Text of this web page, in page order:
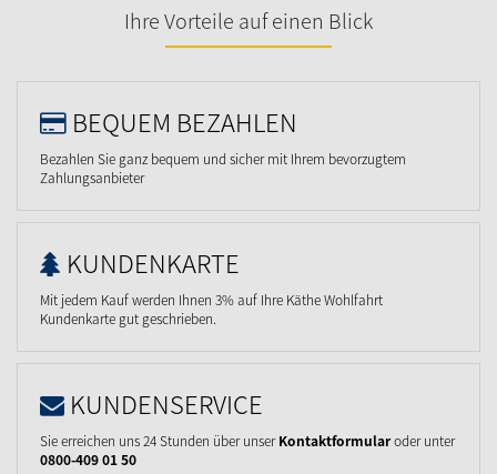
Ihre Vorteile auf einen Blick
BEQUEM BEZAHLEN
Bezahlen Sie ganz bequem und sicher mit Ihrem bevorzugtem
Zahlungsanbieter
KUNDENKARTE
Mit jedem Kauf werden Ihnen 3% auf Ihre Käthe Wohlfahrt
Kundenkarte gut geschrieben.
KUNDENSERVICE
Sie erreichen uns 24 Stunden über unserKontaktformularoder unter
0800-409 01 50